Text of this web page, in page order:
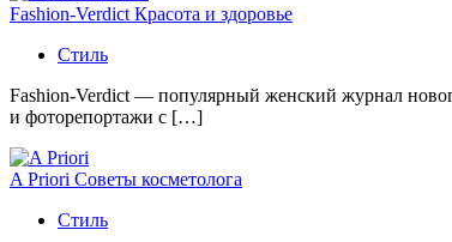
Fashion-Verdict Красота и здоровье
Стиль
Fashion-Verdict — популярный женский журнал
и фоторепортажи с […]
A Priori Советы косметолога
Стиль